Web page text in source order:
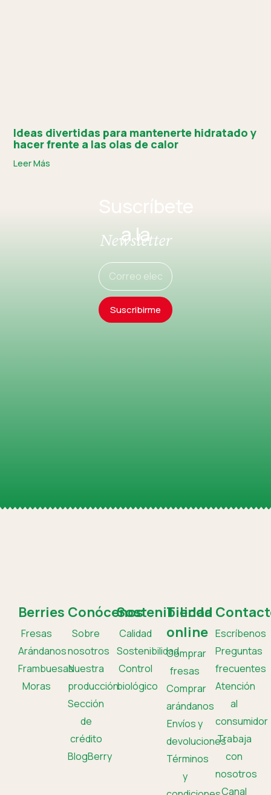
Ideas divertidas para mantenerte hidratado y
hacer frente a las olas de calor
Leer Más
Suscríbete
a la
Newsletter
Suscribirme
Berries
Fresas
Arándanos
Frambuesas
Moras
Conócenos
Sobre
nosotros
Nuestra
producción
Sección
de
crédito
BlogBerry
Sostenibilidad
Calidad
Sostenibilidad
Control
biológico
Tienda
online
Comprar
fresas
Comprar
arándanos
Envíos y
devoluciones
Términos
y
Escríbenos
Preguntas
frecuentes
Atención
al
consumidor
Trabaja
con
nosotros
Canal